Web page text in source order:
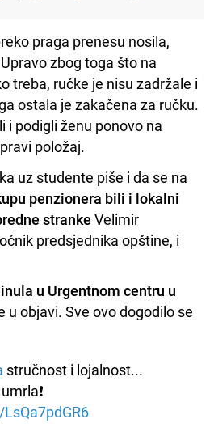
praga prenesu nosila,
zbog toga što na
treba, ručke je nisu zadržale i
ostala je zakačena za ručku.
i podigli ženu ponovo na
položaj.
uz studente piše i da se na
penzionera bili i lokalni
stranke Velimir
predsjednika opštine, i
u Urgentnom centru u
u objavi. Sve ovo dogodilo se
stručnost i lojalnost...